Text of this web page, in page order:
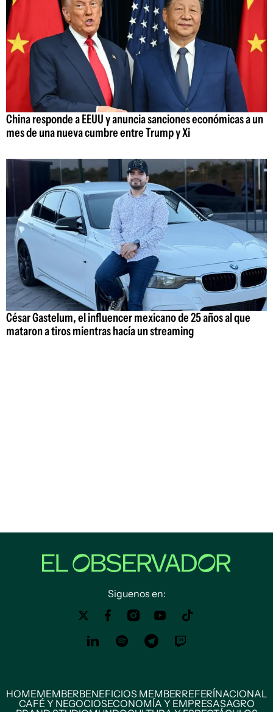
China responde a EEUU y anuncia sanciones económicas a un
mes de una nueva cumbre entre Trump y Xi
César Gastelum, el influencer mexicano de 25 años al que
mataron a tiros mientras hacía un streaming
Siguenos en:
HOMEMEMBERBENEFICIOS MEMBERREFERÍNACIONAL
CAFÉ Y NEGOCIOSECONOMÍA Y EMPRESASAGRO